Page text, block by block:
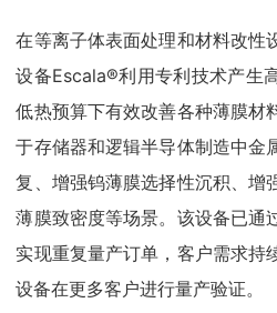
在等离子体表面处理和材料改性
设备Escala®利用专利技术产生
低热预算下有效改善各种薄膜材
于存储器和逻辑半导体制造中金
复、增强钨薄膜选择性沉积、增
薄膜致密度等场景。该设备已通
实现重复量产订单，客户需求持
设备在更多客户进行量产验证。